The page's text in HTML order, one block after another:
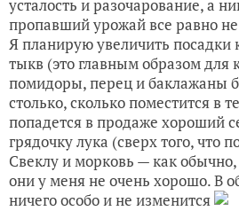
усталость и разочарование, а
пропавший урожай все равно не
Я планирую увеличить посадки
тыкв (это главным образом для
помидоры, перец и баклажаны
столько, сколько поместится в
попадется в продаже хороший
грядочку лука (сверх того, что
Свеклу и морковь — как
они у меня не очень хорошо. В
ничего особо и не изменится